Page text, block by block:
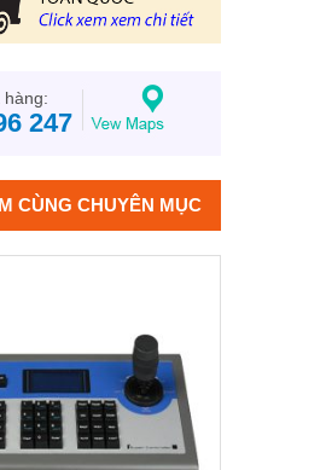
hàng:
247
CÙNG CHUYÊN MỤC